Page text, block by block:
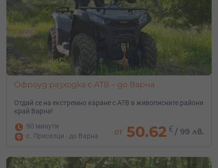
Офроуд разходка с АТВ – до Варна
Отдай се на екстремно каране с АТВ в живописните райони
край Варна!
90 минути
с. Приселци - до Варна
от 50.62 € / 99 лв.